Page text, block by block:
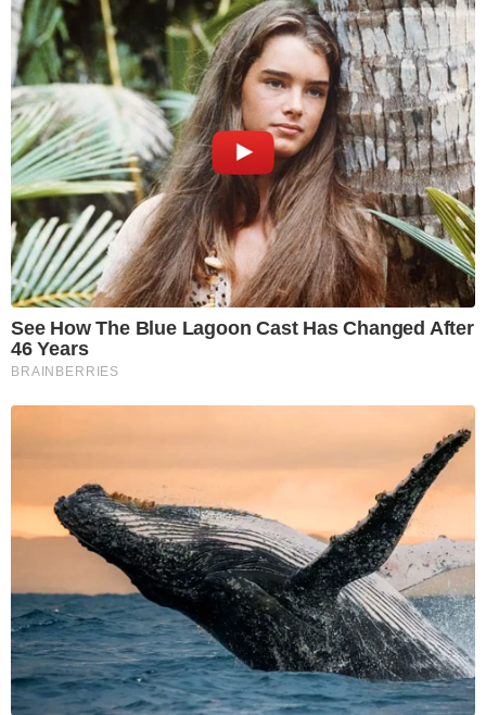
See How The Blue Lagoon Cast Has Changed After
46 Years
BRAINBERRIES